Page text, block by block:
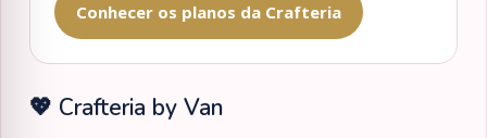
Conhecer os planos da Crafteria
💖 Crafteria by Van